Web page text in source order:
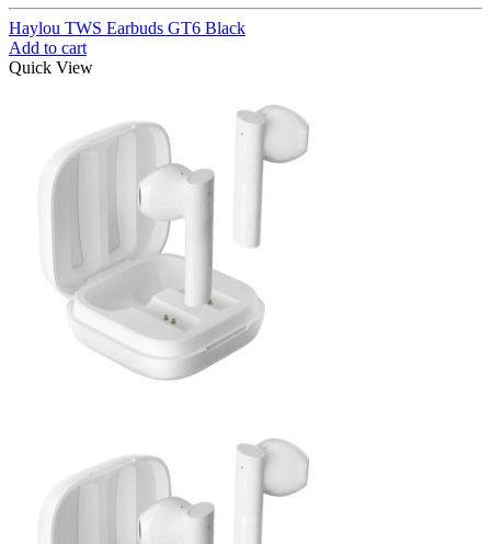
Haylou TWS Earbuds GT6 Black
Add to cart
Quick View